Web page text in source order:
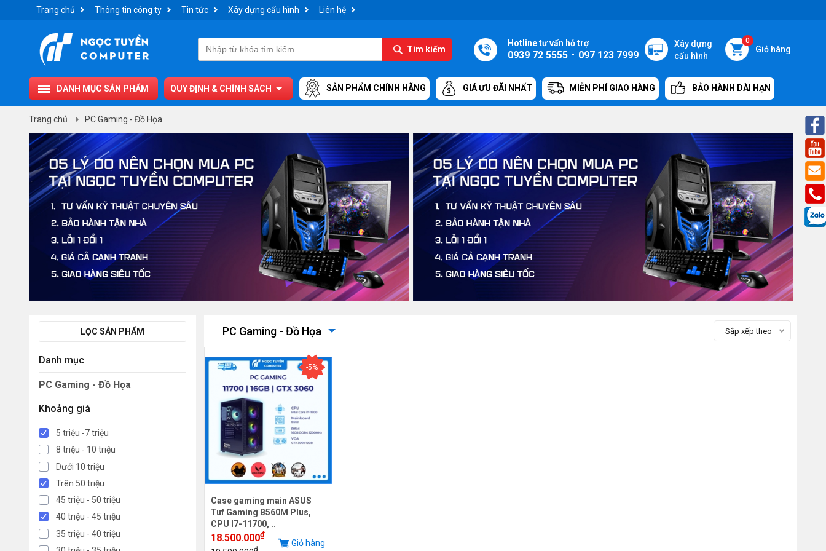
Trang chủ Thông tin công ty Tin tức Xây dựng cấu hình Liên hệ
Tìm kiếm
0
Giỏ hàng
Xây dựng
cấu hình
Hotline tư vấn hỗ trợ
0939 72 5555 - 097 123 7999
DANH MỤC SẢN PHẨM QUY ĐỊNH & CHÍNH SÁCH SẢN PHẨM CHÍNH HÃNG GIÁ ƯU ĐÃI NHẤT MIỄN PHÍ GIAO HÀNG BẢO HÀNH DÀI HẠN
Trang chủ PC Gaming - Đồ Họa
LỌC SẢN PHẨM
Danh mục
PC Gaming - Đồ Họa
Khoảng giá
5 triệu -7 triệu
8 triệu - 10 triệu
Dưới 10 triệu
Trên 50 triệu
45 triệu - 50 triệu
40 triệu - 45 triệu
35 triệu - 40 triệu
PC Gaming - Đồ Họa Sắp xếp theo
-5%
Case gaming main ASUS
Tuf Gaming B560M Plus,
CPU I7-11700, ..
18.500.000₫
₫
Giỏ hàng